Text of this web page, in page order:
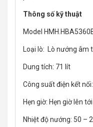
Thông số kỹ thuật
Model
Loại lò: Lò nướng âm
Dung tích: 71 lít
Công suất điện kết
Hẹn giờ: Hẹn giờ lên
Nhiệt độ nướng: 50 –